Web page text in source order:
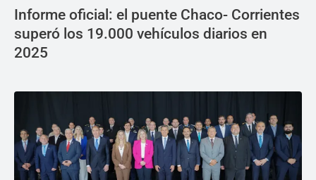
Informe oficial: el puente Chaco- Corrientes
superó los 19.000 vehículos diarios en
2025